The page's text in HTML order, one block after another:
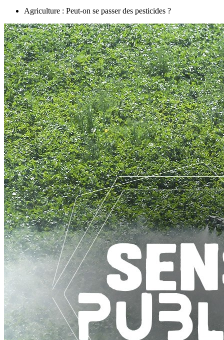
Agriculture : Peut-on se passer des pesticides ?